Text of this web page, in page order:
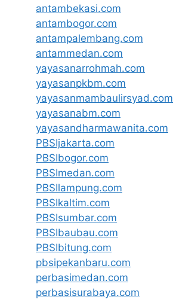
antambekasi.com
antambogor.com
antampalembang.com
antammedan.com
yayasanarrohmah.com
yayasanpkbm.com
yayasanmambaulirsyad.com
yayasanabm.com
yayasandharmawanita.com
PBSIjakarta.com
PBSIbogor.com
PBSImedan.com
PBSIlampung.com
PBSIkaltim.com
PBSIsumbar.com
PBSIbaubau.com
PBSIbitung.com
pbsipekanbaru.com
perbasimedan.com
perbasisurabaya.com